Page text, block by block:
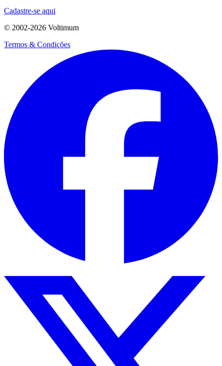
Cadastre-se aqui
© 2002-2026 Voltimum
Termos & Condições